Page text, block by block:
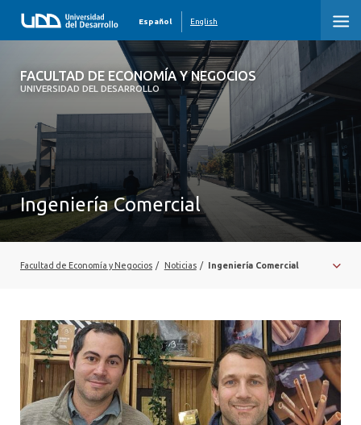
FACULTAD DE ECONOMÍA Y NEGOCIOS
UNIVERSIDAD DEL DESARROLLO
Español English
FACULTAD DE ECONOMÍA Y NEGOCIOS
QUIÉNES SOMOS
PREGRADO
POSTGRADO
DESARROLLO PROFESIONAL
PROFESORES
Ingeniería Comercial
Facultad de Economía y Negocios / Noticias / Ingeniería Comercial